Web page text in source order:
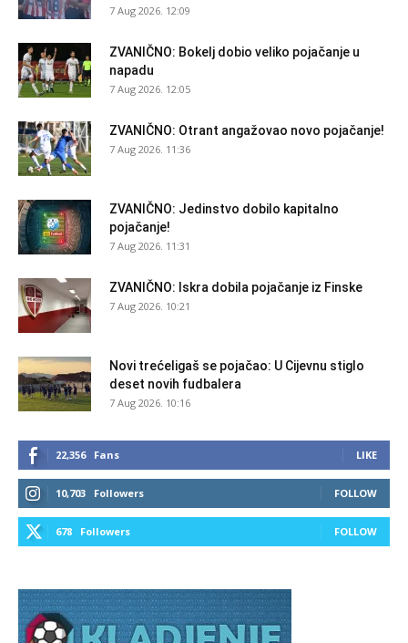
7 Aug 2026. 12:09
ZVANIČNO: Bokelj dobio veliko pojačanje u
napadu
7 Aug 2026. 12:05
ZVANIČNO: Otrant angažovao novo pojačanje!
7 Aug 2026. 11:36
ZVANIČNO: Jedinstvo dobilo kapitalno
pojačanje!
7 Aug 2026. 11:31
ZVANIČNO: Iskra dobila pojačanje iz Finske
7 Aug 2026. 10:21
Novi trećeligaš se pojačao: U Cijevnu stiglo
deset novih fudbalera
7 Aug 2026. 10:16
22,356 Fans LIKE
10,703 Followers FOLLOW
678 Followers FOLLOW